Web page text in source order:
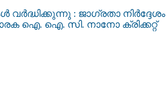
: ജാഗ്രതാ നിർദ്ദേശം
ഐ. ഐ. സി. നാനോ ക്രിക്കറ്റ്